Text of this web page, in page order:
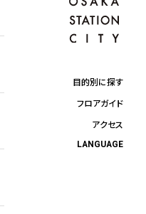
目的別に探す
フロアガイド
アクセス
LANGUAGE